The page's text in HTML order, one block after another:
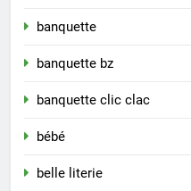
banquette
banquette bz
banquette clic clac
bébé
belle literie